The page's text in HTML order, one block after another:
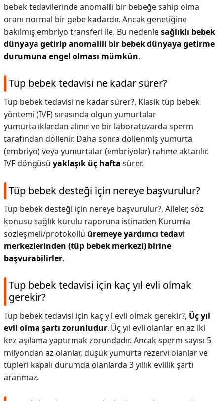
bebek tedavilerinde anomalili bir bebeğe sahip olma
oranı normal bir gebe kadardır. Ancak genetiğine
bakılmış embriyo transferi ile. Bu nedenlesağlıklı bebek
dünyaya getirip anomalili bir bebek dünyaya getirme
durumuna engel olması mümkün.
Tüp bebek tedavisi ne kadar sürer?
Tüp bebek tedavisi ne kadar sürer?, Klasik tüp bebek
yöntemi (IVF) sırasında olgun yumurtalar
yumurtalıklardan alınır ve bir laboratuvarda sperm
tarafından döllenir. Daha sonra döllenmiş yumurta
(embriyo) veya yumurtalar (embriyolar) rahme aktarılır.
IVF döngüsü yaklaşık üç hafta sürer.
Tüp bebek desteği için nereye başvurulur?
Tüp bebek desteği için nereye başvurulur?, Aileler, söz
konusu sağlık kurulu raporuna istinaden Kurumla
sözleşmeli/protokollü üremeye yardımcı tedavi
merkezlerinden (tüp bebek merkezi) birine
başvurabilirler.
Tüp bebek tedavisi için kaç yıl evli olmak
gerekir?
Tüp bebek tedavisi için kaç yıl evli olmak gerekir?, Üç yıl
evli olma şartı zorunludur. Üç yıl evli olanlar en az iki
kez aşılama yaptırmak zorundadır. Ancak sperm sayısı 5
milyondan az olanlar, düşük yumurta rezervi olanlar ve
tüpleri kapalı durumda olanlarda 3 yıllık evlilik şartı
aranmaz.